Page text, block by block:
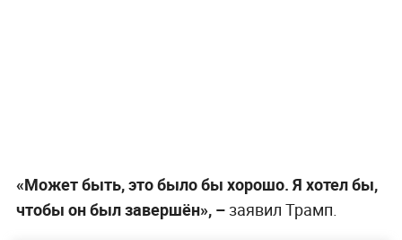
«Может быть, это было бы хорошо. Я хотел бы,
чтобы он был завершён», – заявил Трамп.